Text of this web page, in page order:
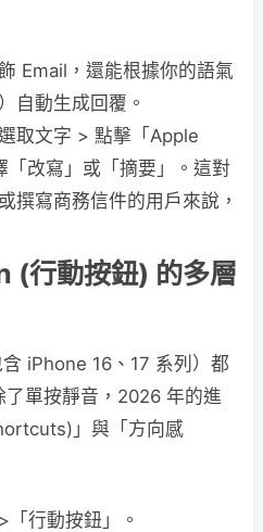
Email，還能根據你的語氣
自動生成回覆。
取文字 > 點擊「Apple
改寫」或「摘要」。這對
撰寫商務信件的用戶來說，
行動按鈕) 的多層
iPhone 16、17 系列）都
單按靜音，2026 年的進
」與「方向感
「行動按鈕」。